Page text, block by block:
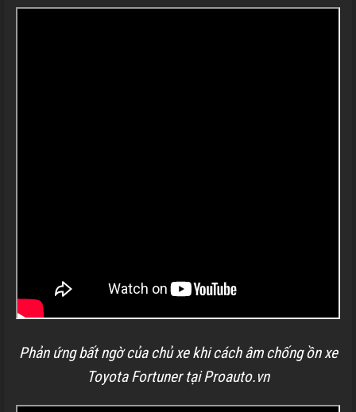
Phản ứng bất ngờ của chủ xe khi cách âm chống ồn xe
Toyota Fortuner tại Proauto.vn